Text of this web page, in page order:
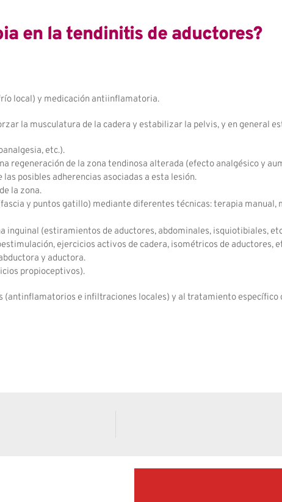
en la tendinitis de aductores?
local) y medicación antiinflamatoria.
la musculatura de la cadera y estabilizar la pelvis, y en general
etc.).
regeneración de la zona tendinosa alterada (efecto analgésico y
posibles adherencias asociadas a esta lesión.
la zona.
y puntos gatillo) mediante diferentes técnicas: terapia manual,
inguinal (estiramientos de aductores, abdominales, isquiotibiales,
ejercicios activos de cadera, isométricos de aductores,
y aductora.
propioceptivos).
(antinflamatorios e infiltraciones locales) y al tratamiento